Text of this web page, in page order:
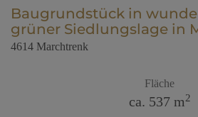
Baugrundstück in
grüner Siedlungslage in
4614 Marchtrenk
Fläche
ca. 537 m2